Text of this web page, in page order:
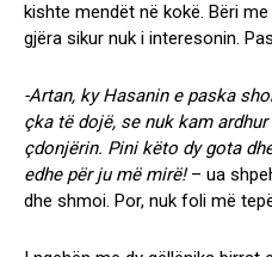
kishte mendët në kokë. Bëri
gjëra sikur nuk i interesonin.
-Artan, ky Hasanin e paska
çka të dojë, se nuk kam
çdonjërin. Pini këto dy gota
edhe për ju më mirë!– ua
dhe shmoi. Por, nuk foli më